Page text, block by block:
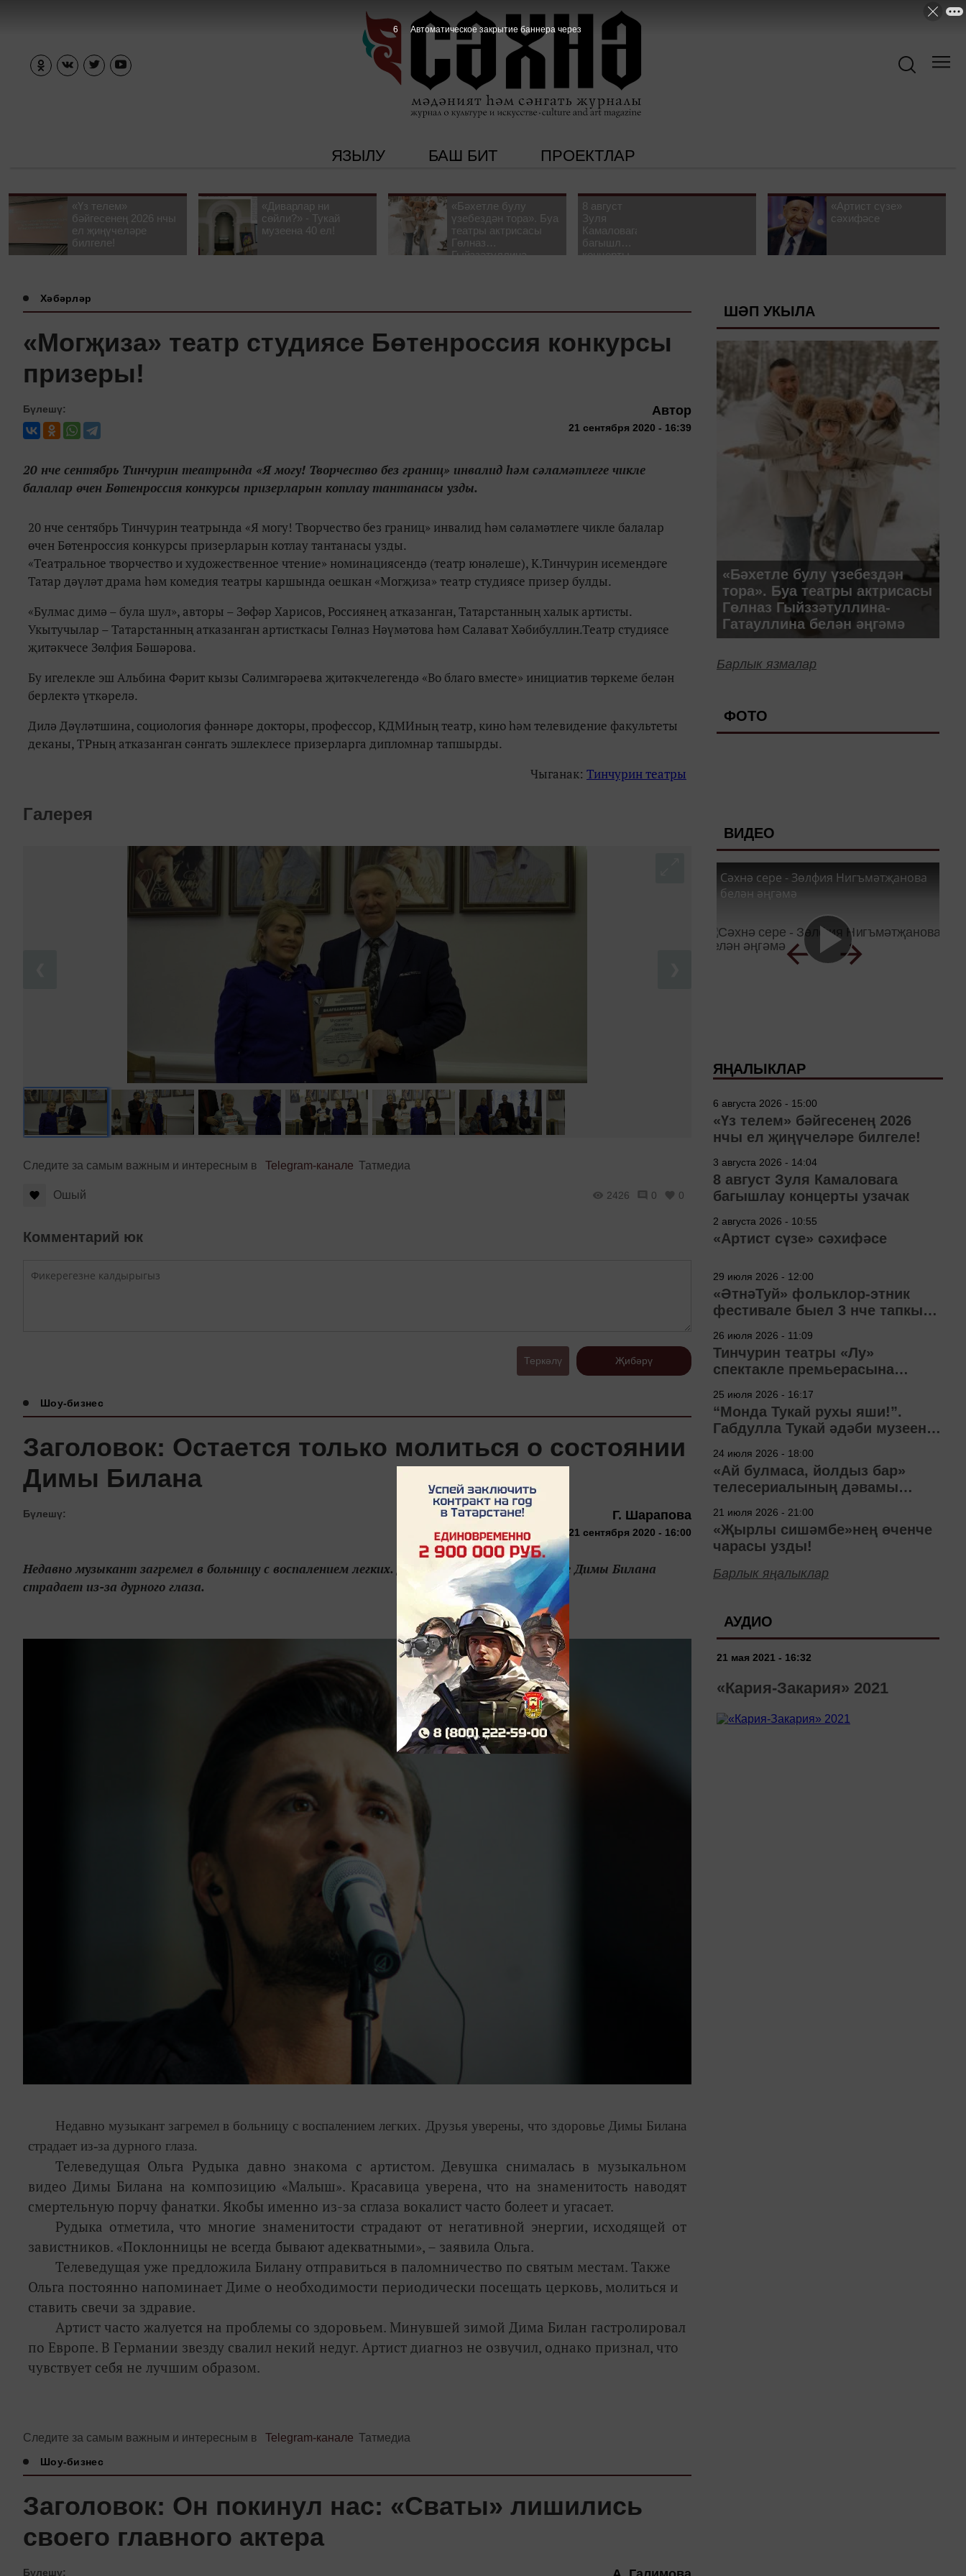
ЯЗЫЛУ БАШ БИТ ПРОЕКТЛАР
«Үз телем»
бәйгесенең 2026 нчы
ел җиңүчеләре
билгеле!
«Диварлар ни
сөйли?» - Тукай
музеена 40 ел!
«Бәхетле булу
үзебездән тора». Буа
театры актрисасы
Гөлназ
Гыйззәтуллина-
8 август
Зуля
Камаловага
багышлау
концерты
«Артист сүзе»
сәхифәсе
Хәбәрләр
«Могҗиза» театр студиясе Бөтенроссия конкурсы
призеры!
Бүлешү: Автор
21 сентября 2020 - 16:39
20 нче сентябрь Тинчурин театрында «Я могу! Творчество без границ» инвалид һәм сәламәтлеге чикле
балалар өчен Бөтенроссия конкурсы призерларын котлау тантанасы узды.
20 нче сентябрь Тинчурин театрында «Я могу! Творчество без границ» инвалид һәм сәламәтлеге чикле балалар
өчен Бөтенроссия конкурсы призерларын котлау тантанасы узды.
«Театральное творчество и художественное чтение» номинациясендә (театр юнәлеше), К.Тинчурин исемендәге
Татар дәүләт драма һәм комедия театры каршында оешкан «Могҗиза» театр студиясе призер булды.
«Булмас димә – була шул», авторы – Зөфәр Харисов, Россиянең атказанган, Татарстанның халык артисты.
Укытучылар – Татарстанның атказанган артисткасы Гөлназ Нәүмәтова һәм Салават Хәбибуллин.Театр студиясе
җитәкчесе Зөлфия Бәшәрова.
Бу игелекле эш Альбина Фәрит кызы Сәлимгәрәева җитәкчелегендә «Во благо вместе» инициатив төркеме белән
берлектә үткәрелә.
Дилә Дәүләтшина, социология фәннәре докторы, профессор, КДМИның театр, кино һәм телевидение факультеты
деканы, ТРның атказанган сәнгать эшлеклесе призерларга дипломнар тапшырды.
Чыганак: Тинчурин театры
Галерея
Следите за самым важным и интересным в Telegram-канале Татмедиа
Ошый 2426 0 0
Комментарий юк
Теркәлү Җибәрү
Шоу-бизнес
Заголовок: Остается только молиться о состоянии
Димы Билана
Бүлешү: Г. Шарапова
21 сентября 2020 - 16:00
Недавно музыкант загремел в больницу с воспалением легких. Друзья уверены, что здоровье Димы Билана
страдает из-за дурного глаза.
Недавно музыкант загремел в больницу с воспалением легких. Друзья уверены, что здоровье Димы Билана
страдает из-за дурного глаза.
Телеведущая Ольга Рудыка давно знакома с артистом. Девушка снималась в музыкальном
видео Димы Билана на композицию «Малыш». Красавица уверена, что на знаменитость наводят
смертельную порчу фанатки. Якобы именно из-за сглаза вокалист часто болеет и угасает.
Рудыка отметила, что многие знаменитости страдают от негативной энергии, исходящей от
завистников. «Поклонницы не всегда бывают адекватными», – заявила Ольга.
Телеведущая уже предложила Билану отправиться в паломничество по святым местам. Также
Ольга постоянно напоминает Диме о необходимости периодически посещать церковь, молиться и
ставить свечи за здравие.
Артист часто жалуется на проблемы со здоровьем. Минувшей зимой Дима Билан гастролировал
по Европе. В Германии звезду свалил некий недуг. Артист диагноз не озвучил, однако признал, что
чувствует себя не лучшим образом.
Следите за самым важным и интересным в Telegram-канале Татмедиа
Шоу-бизнес
Заголовок: Он покинул нас: «Сваты» лишились
своего главного актера
Бүлешү:
ШӘП УКЫЛА
«Бәхетле булу үзебездән
тора». Буа театры актрисасы
Гөлназ Гыйззәтуллина-
Гатауллина белән әңгәмә
Барлык язмалар
ФОТО
ВИДЕО
Сәхнә сере - Зөлфия Нигъмәтҗанова
белән әңгәмә
ЯҢАЛЫКЛАР
6 августа 2026 - 15:00
«Үз телем» бәйгесенең 2026
нчы ел җиңүчеләре билгеле!
3 августа 2026 - 14:04
8 август Зуля Камаловага
багышлау концерты узачак
2 августа 2026 - 10:55
«Артист сүзе» сәхифәсе
29 июля 2026 - 12:00
«ӘтнәТуй» фольклор-этник
фестивале быел 3 нче тапкыр
26 июля 2026 - 11:09
Тинчурин театры «Лу»
спектакле премьерасына
25 июля 2026 - 16:17
“Монда Тукай рухы яши!”.
Габдулла Тукай әдәби музеена
24 июля 2026 - 18:00
«Ай булмаса, йолдыз бар»
телесериалының дәвамы
21 июля 2026 - 21:00
«Җырлы сишәмбе»нең өченче
чарасы узды!
Барлык яңалыклар
АУДИО
21 мая 2021 - 16:32
«Кария-Закария» 2021
5 Автоматическое закрытие баннера через